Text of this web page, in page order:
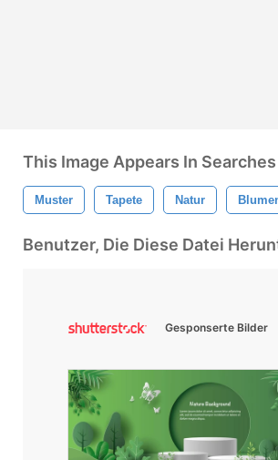
This Image Appears In
Muster Tapete Natur
Benutzer, Die Diese Datei
Gesponserte Bilder